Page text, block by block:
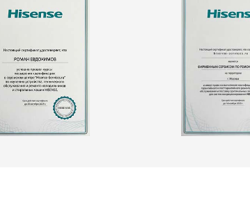
от 2550 ₽ Заказать
от 1900 ₽ Заказать